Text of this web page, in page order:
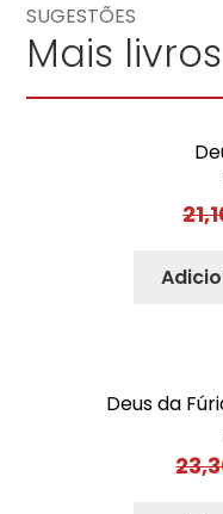
SUGESTÕES
Mais
Deus da